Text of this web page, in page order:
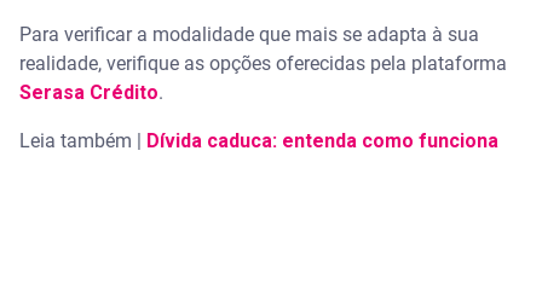
Para verificar a modalidade que mais se adapta à sua
realidade, verifique as opções oferecidas pela plataforma
Serasa Crédito.
Leia também | Dívida caduca: entenda como funciona